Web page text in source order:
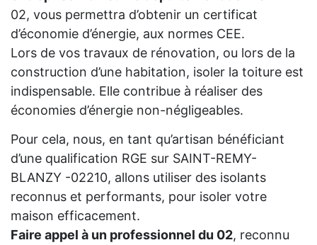
02, vous permettra d’obtenir un certificat
d’économie d’énergie, aux normes CEE.
Lors de vos travaux de rénovation, ou lors de la
construction d’une habitation, isoler la toiture est
indispensable. Elle contribue à réaliser des
économies d’énergie non-négligeables.
Pour cela, nous, en tant qu’artisan bénéficiant
d’une qualification RGE sur SAINT-REMY-
BLANZY -02210, allons utiliser des isolants
reconnus et performants, pour isoler votre
maison efficacement.
Faire appel à un professionnel du 02, reconnu